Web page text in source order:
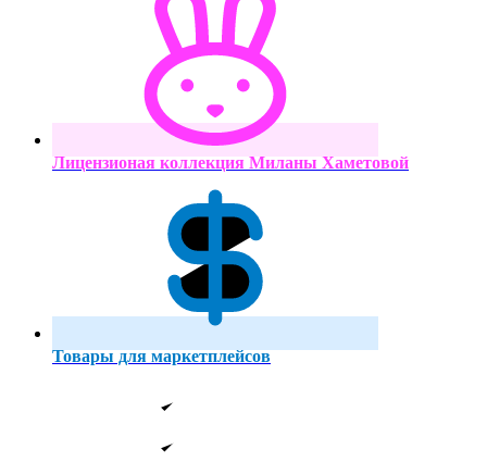
Лицензионая коллекция Миланы Хаметовой
Товары для маркетплейсов